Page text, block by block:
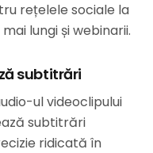
rețelele sociale la
lungi și webinarii.
subtitrări
ul videoclipului
subtitrări
ridicată în